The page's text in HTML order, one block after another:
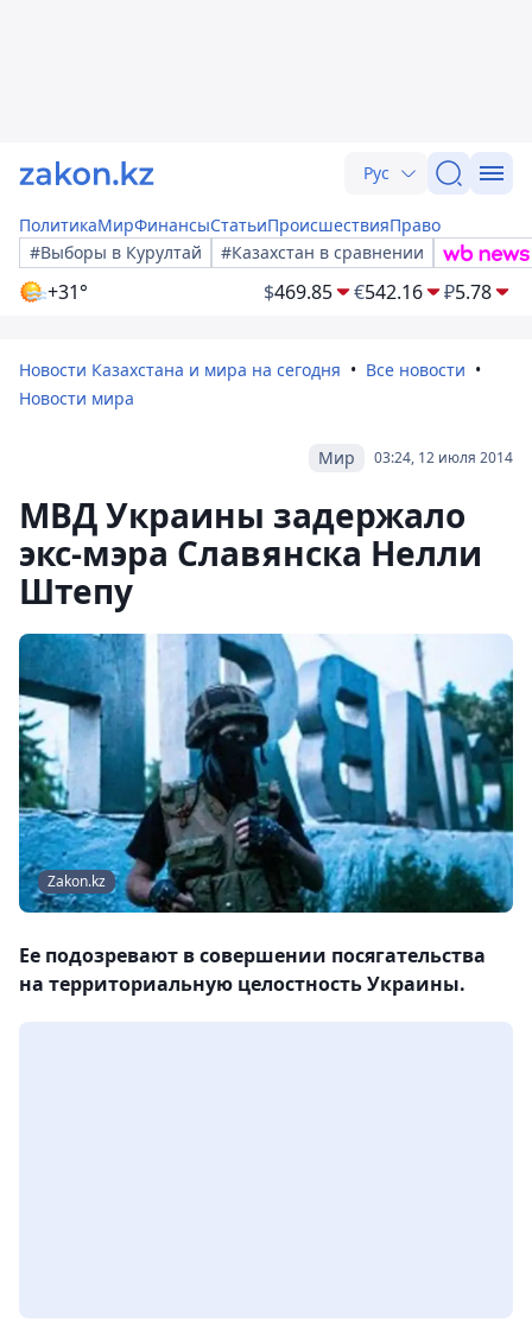
Рус
ПолитикаМирФинансыСтатьиПроисшествияПраво
#Выборы в Курултай
#Казахстан в сравнении
+31° $469.85 €542.16 ₽5.78
Новости Казахстана и мира на сегодня
Все новости
Новости мира
03:24, 12 июля 2014
Мир
МВД Украины задержало
экс-мэра Славянска Нелли
Штепу
Zakon.kz
Ее подозревают в совершении посягательства
на территориальную целостность Украины.